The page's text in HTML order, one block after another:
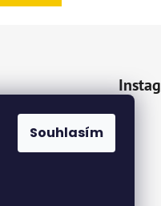
Souhlasím
emipetcz.cz